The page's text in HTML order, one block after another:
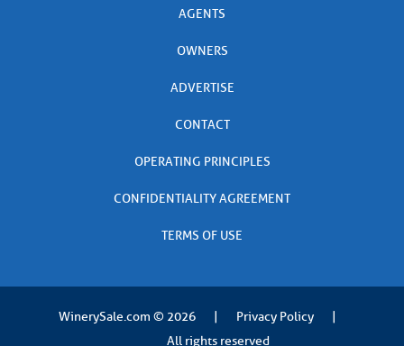
AGENTS
OWNERS
ADVERTISE
CONTACT
OPERATING PRINCIPLES
CONFIDENTIALITY AGREEMENT
TERMS OF USE
WinerySale.com © 2026 | Privacy Policy
|
All rights reserved